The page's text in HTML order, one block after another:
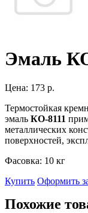
Эмаль
Цена: 173 р.
Термостойкая
эмаль КО-8111
металлических
поверхностей,
Фасовка: 10 кг
Купить Оформить
Похожие